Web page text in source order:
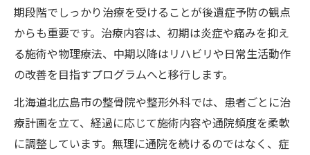
期段階でしっかり治療を受けることが後遺症予防の観点
からも重要です。治療内容は、初期は炎症や痛みを抑え
る施術や物理療法、中期以降はリハビリや日常生活動作
の改善を目指すプログラムへと移行します。
北海道北広島市の整骨院や整形外科では、患者ごとに治
療計画を立て、経過に応じて施術内容や通院頻度を柔軟
に調整しています。無理に通院を続けるのではなく、症